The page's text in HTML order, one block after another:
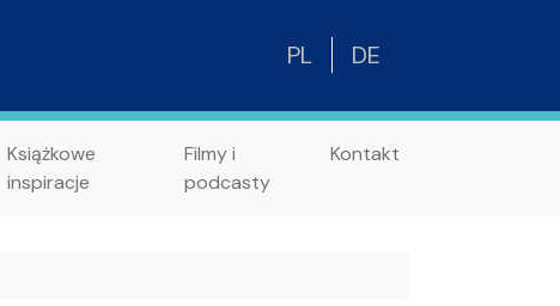
PL DE
Książkowe
inspiracje
Filmy i
podcasty
Kontakt